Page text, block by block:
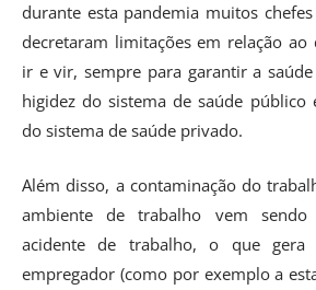
durante esta pandemia muitos
decretaram limitações em relação
ir e vir, sempre para garantir a
higidez do sistema de saúde público
do sistema de saúde privado.
Além disso, a contaminação do
ambiente de trabalho vem sendo
acidente de trabalho, o que gera
empregador (como por exemplo a